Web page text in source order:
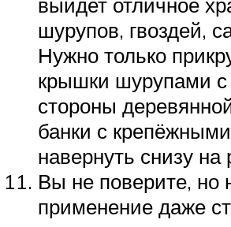
выйдет отличное
шурупов, гвоздей,
Нужно только
крышки шурупами
стороны
банки с
навернуть снизу на
Вы не поверите, но
применение даже